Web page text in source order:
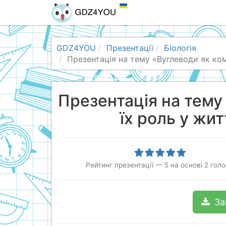
GDZ4YOU Презентації
Біологія
Презентація на тему «Вуглеводи як
Презентація на
їх роль у
Рейтинг презентації — 5 на основі 2